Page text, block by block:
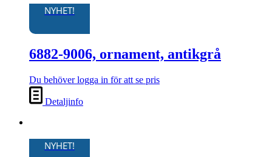
NYHET!
6882-9006, ornament, antikgrå
Du behöver logga in för att se pris
Detaljinfo
NYHET!